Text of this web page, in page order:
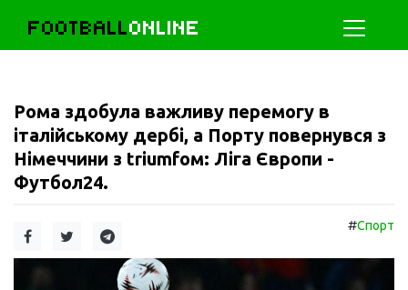
FOOTBALLONLINE
Рома здобула важливу перемогу в
італійському дербі, а Порту повернувся з
Німеччини з triumfом: Ліга Європи -
Футбол24.
#Спорт